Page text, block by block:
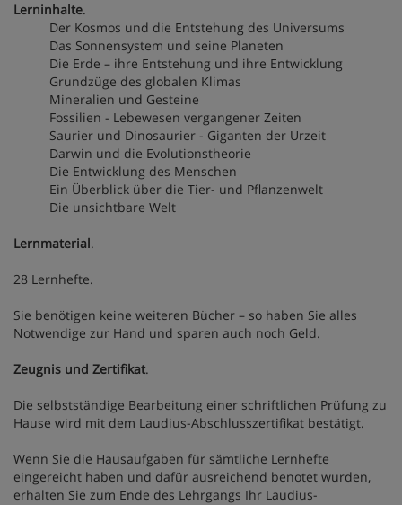
Lerninhalte.
Der Kosmos und die Entstehung des Universums
Das Sonnensystem und seine Planeten
Die Erde – ihre Entstehung und ihre Entwicklung
Grundzüge des globalen Klimas
Mineralien und Gesteine
Fossilien - Lebewesen vergangener Zeiten
Saurier und Dinosaurier - Giganten der Urzeit
Darwin und die Evolutionstheorie
Die Entwicklung des Menschen
Ein Überblick über die Tier- und Pflanzenwelt
Die unsichtbare Welt
Lernmaterial.
28 Lernhefte.
Sie benötigen keine weiteren Bücher – so haben Sie alles
Notwendige zur Hand und sparen auch noch Geld.
Zeugnis und Zertifikat.
Die selbstständige Bearbeitung einer schriftlichen Prüfung zu
Hause wird mit dem Laudius-Abschlusszertifikat bestätigt.
Wenn Sie die Hausaufgaben für sämtliche Lernhefte
eingereicht haben und dafür ausreichend benotet wurden,
erhalten Sie zum Ende des Lehrgangs Ihr Laudius-